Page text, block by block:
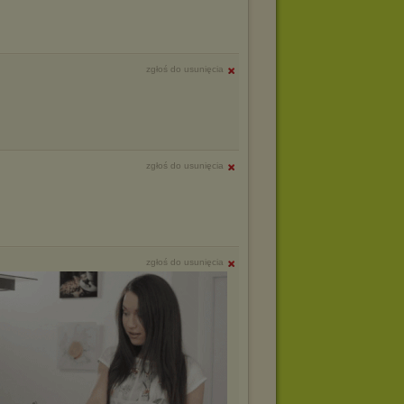
zgłoś do usunięcia
zgłoś do usunięcia
zgłoś do usunięcia